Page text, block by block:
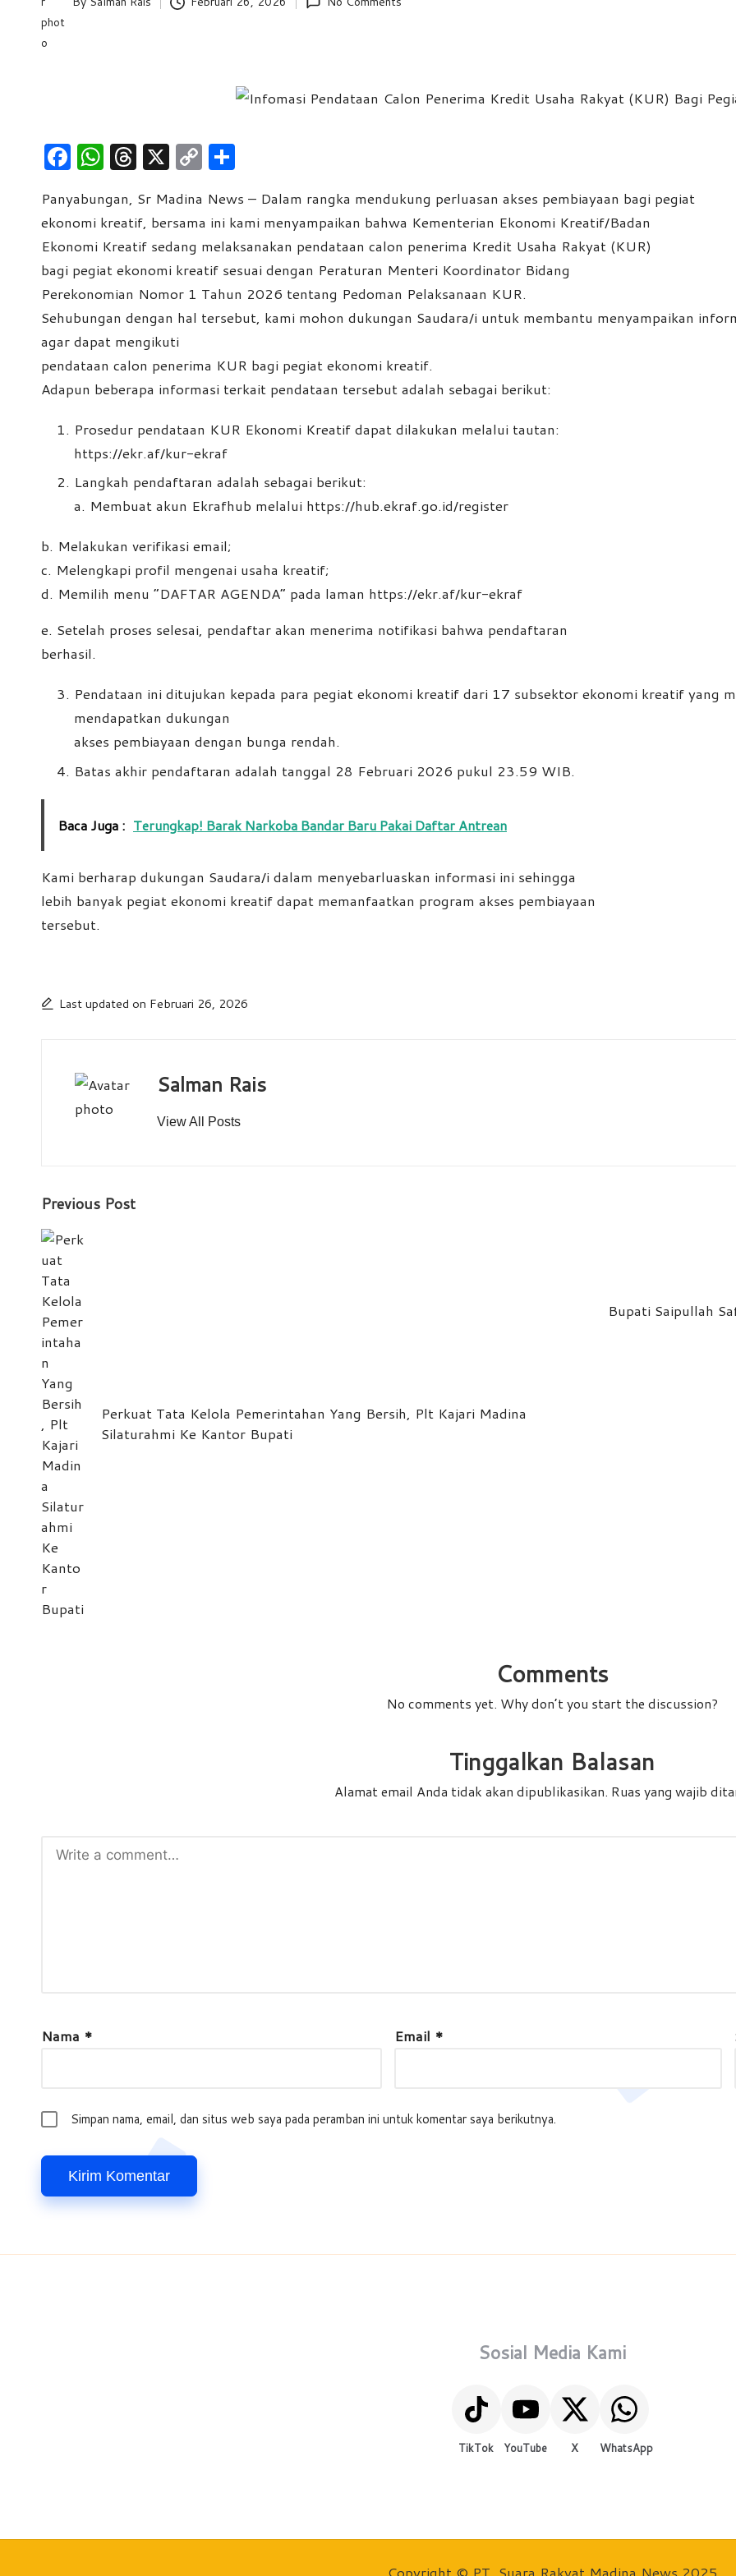
e
Posted
by
F
a
c
e
b
o
o
k
W
h
at
s
A
p
p
T
hr
e
a
d
s
X C
o
p
y
Li
n
k
ar
e
Panyabungan, Sr Madina News – Dalam rangka mendukung perluasan akses pembiayaan bagi pegiat
ekonomi kreatif, bersama ini kami menyampaikan bahwa Kementerian Ekonomi Kreatif/Badan
Ekonomi Kreatif sedang melaksanakan pendataan calon penerima Kredit Usaha Rakyat (KUR)
bagi pegiat ekonomi kreatif sesuai dengan Peraturan Menteri Koordinator Bidang
Perekonomian Nomor 1 Tahun 2026 tentang Pedoman Pelaksanaan KUR.
Sehubungan dengan hal tersebut, kami mohon dukungan Saudara/i untuk membantu menyampaikan
agar dapat mengikuti
pendataan calon penerima KUR bagi pegiat ekonomi kreatif.
Adapun beberapa informasi terkait pendataan tersebut adalah sebagai berikut:
Prosedur pendataan KUR Ekonomi Kreatif dapat dilakukan melalui tautan:
https://ekr.af/kur-ekraf
Langkah pendaftaran adalah sebagai berikut:
a. Membuat akun Ekrafhub melalui https://hub.ekraf.go.id/register
b. Melakukan verifikasi email;
c. Melengkapi profil mengenai usaha kreatif;
d. Memilih menu “DAFTAR AGENDA” pada laman https://ekr.af/kur-ekraf
e. Setelah proses selesai, pendaftar akan menerima notifikasi bahwa pendaftaran
berhasil.
Pendataan ini ditujukan kepada para pegiat ekonomi kreatif dari 17 subsektor ekonomi kreatif yang
mendapatkan dukungan
akses pembiayaan dengan bunga rendah.
Batas akhir pendaftaran adalah tanggal 28 Februari 2026 pukul 23.59 WIB.
Baca Juga : Terungkap! Barak Narkoba Bandar Baru Pakai Daftar Antrean
Kami berharap dukungan Saudara/i dalam menyebarluaskan informasi ini sehingga
lebih banyak pegiat ekonomi kreatif dapat memanfaatkan program akses pembiayaan
tersebut.
Last updated on Februari 26, 2026
Salman Rais
View All Posts
Post
navigation
Previous Post
Perkuat Tata Kelola Pemerintahan Yang Bersih, Plt Kajari Madina
Silaturahmi Ke Kantor Bupati
Bupati Saipullah
Comments
No comments yet. Why don’t you start the discussion?
Tinggalkan Balasan
Alamat email Anda tidak akan dipublikasikan. Ruas yang wajib
Nama * Email *
Simpan nama, email, dan situs web saya pada peramban ini untuk komentar saya berikutnya.
Sosial Media Kami
TikTok YouTube X WhatsApp
Copyright © PT. Suara Rakyat Madina News 2025